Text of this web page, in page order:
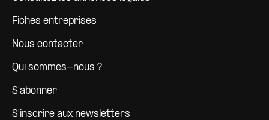
Fiches entreprises
Nous contacter
Qui sommes-nous ?
S'abonner
S'inscrire aux newsletters